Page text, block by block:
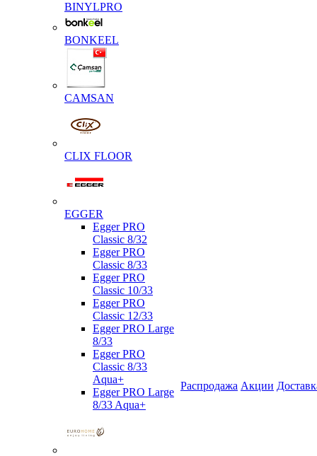
BINYLPRO
BONKEEL
CAMSAN
CLIX FLOOR
EGGER
Egger PRO
Classic 8/32
Egger PRO
Classic 8/33
Egger PRO
Classic 10/33
Egger PRO
Classic 12/33
Egger PRO Large
8/33
Egger PRO
Classic 8/33
Aqua+
Egger PRO Large
8/33 Aqua+
Распродажа Акции